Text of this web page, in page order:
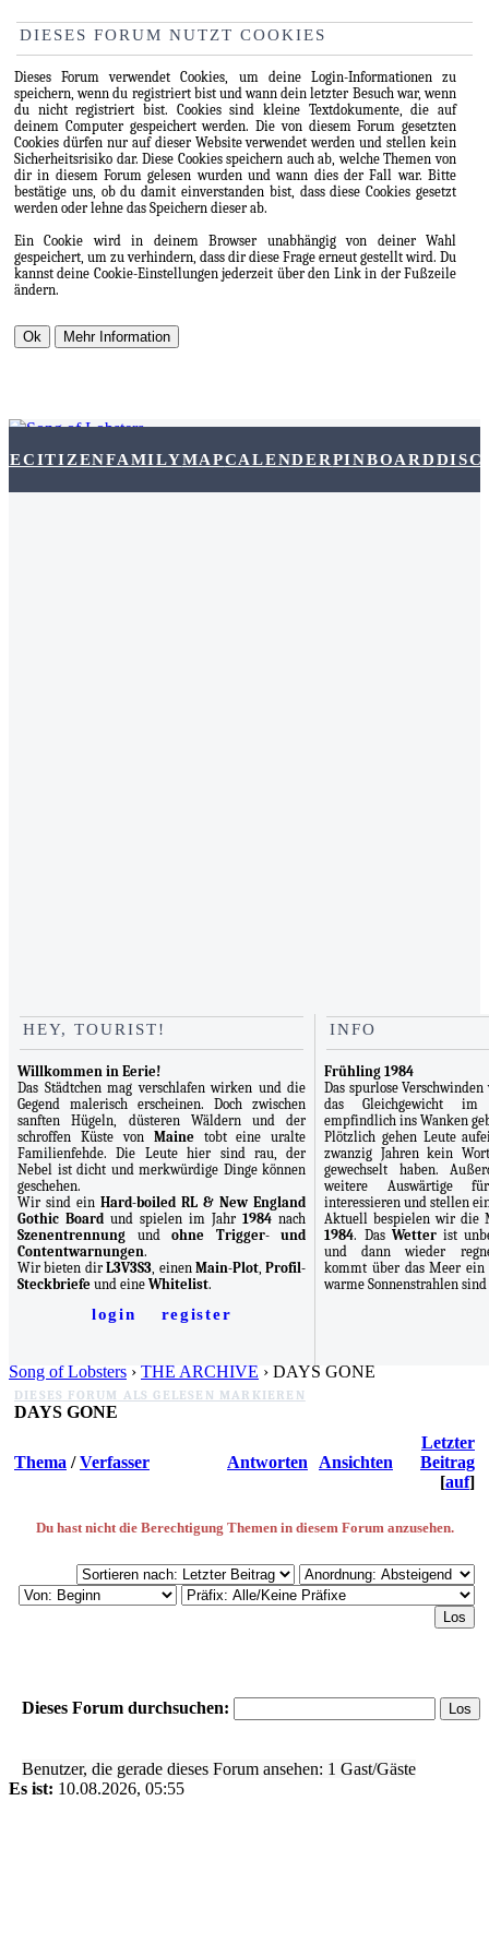
DIESES FORUM NUTZT COOKIES
Dieses Forum verwendet Cookies, um deine Login-Informationen zu
speichern, wenn du registriert bist und wann dein letzter Besuch war, wenn
du nicht registriert bist. Cookies sind kleine Textdokumente, die auf
deinem Computer gespeichert werden. Die von diesem Forum gesetzten
Cookies dürfen nur auf dieser Website verwendet werden und stellen kein
Sicherheitsrisiko dar. Diese Cookies speichern auch ab, welche Themen von
dir in diesem Forum gelesen wurden und wann dies der Fall war. Bitte
bestätige uns, ob du damit einverstanden bist, dass diese Cookies gesetzt
werden oder lehne das Speichern dieser ab.
Ein Cookie wird in deinem Browser unabhängig von deiner Wahl
gespeichert, um zu verhindern, dass dir diese Frage erneut gestellt wird. Du
kannst deine Cookie-Einstellungen jederzeit über den Link in der Fußzeile
ändern.
CITIZENFAMILYMAPCALENDERPINBOARD
HEY, TOURIST!
Willkommen in Eerie!
Das Städtchen mag verschlafen wirken und die
Gegend malerisch erscheinen. Doch zwischen
sanften Hügeln, düsteren Wäldern und der
schroffen Küste von Mainetobt eine uralte
Familienfehde. Die Leute hier sind rau, der
Nebel ist dicht und merkwürdige Dinge können
geschehen.
Wir sind einHard-boiled RL & New England
Gothic Board und spielen im Jahr1984 nach
Szenentrennung undohne Trigger- und
Contentwarnungen.
Wir bieten dirL3V3S3, einen Main-Plot,Profil-
Steckbriefe und eine Whitelist.
login register
INFO
Frühling 1984
Das spurlose
das Gleichgewicht im
empfindlich ins Wanken
Plötzlich gehen Leute
zwanzig Jahren kein
gewechselt haben.
weitere Auswärtige
interessieren und stellen
Aktuell bespielen wir die
1984. Das Wetterist
und dann wieder
kommt über das Meer
warme Sonnenstrahlen
Song of Lobsters › THE ARCHIVE › DAYS GONE
DIESES FORUM ALS GELESEN MARKIEREN
DAYS GONE
Thema /Verfasser Antworten Ansichten
Letzter
Beitrag
[auf]
Du hast nicht die Berechtigung Themen in diesem Forum anzusehen.
Dieses Forum durchsuchen:
Benutzer, die gerade dieses Forum ansehen: 1 Gast/Gäste
Es ist: 10.08.2026, 05:55